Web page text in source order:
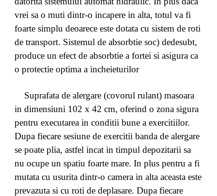
vrei sa o muti dintr-o incapere in alta, totul va fi
foarte simplu deoarece este dotata cu sistem de roti
de transport. Sistemul de absorbtie soc) dedesubt,
produce un efect de absorbtie a fortei si asigura ca
o protectie optima a incheieturilor
Suprafata de alergare (covorul rulant) masoara
in dimensiuni 102 x 42 cm, oferind o zona sigura
pentru executarea in conditii bune a exercitiilor.
Dupa fiecare sesiune de exercitii banda de alergare
se poate plia, astfel incat in timpul depozitarii sa
nu ocupe un spatiu foarte mare. In plus pentru a fi
mutata cu usurita dintr-o camera in alta aceasta este
prevazuta si cu roti de deplasare. Dupa fiecare